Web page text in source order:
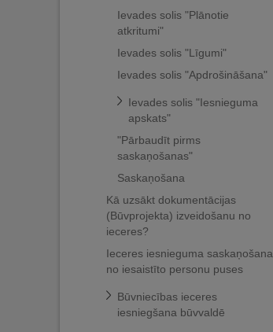
Ievades solis "Plānotie
atkritumi"
Ievades solis "Līgumi"
Ievades solis "Apdrošināšana"
Ievades solis "Iesnieguma
apskats"
"Pārbaudīt pirms
saskaņošanas"
Saskaņošana
Kā uzsākt dokumentācijas
(Būvprojekta) izveidošanu no
ieceres?
Ieceres iesnieguma saskaņošana
no iesaistīto personu puses
Būvniecības ieceres
iesniegšana būvvaldē